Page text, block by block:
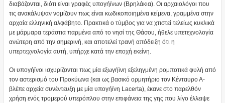
διαβάζονται, διότι είναι γραφές υπογήϊνων (Βρηλάκια). Οι αρχαιολόγοι που
τις ανακάλυψαν νομίζουν πως είναι κωδικοποιημένα κείμενα, γραμμένα στην
αρχαία ελληνική αλφάβητο. Πρακτικά ο τύμβος για να χτιστεί τελείως κυκλικά
με μάρμαρα τεράστια παρμένα από το νησί της Θάσου, ήθελε υπετεχνολογία
ανώτερη από την σημερινή, και αποτελεί τρανή απόδειξη ότι η
υπερτεχνολογία αυτή, υπήρχε κατά την εποχή εκείνη.
Οι υπογήϊνοι ισχυρίζονται πως μία εξωγήϊνη εξεληγμένη ρομποτικά φυλή από
τον αστερισμό του Προκύωνα (και ως βασικό ορμητήριο τον Κένταυρο Α-
βλέπε αρχεία συνέντευξη με μία υπογήϊνη Lacerta), έκανε στο παρελθόν
χρήση ενός τρομερού υπερόπλου στην επιφάνεια της γης που λίγο έλλειψε